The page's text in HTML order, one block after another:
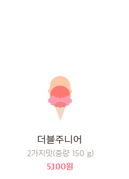
더블주니어
2가지맛(중량 150 g)
5,100원